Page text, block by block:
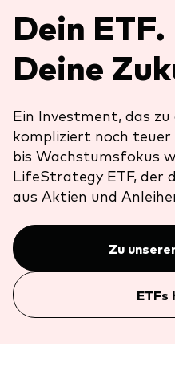
Unser Angebot
Indexfonds
Aktien
Anleihen
Multi-Asset
Im Fokus
LifeStrategy
Ratgeber
ETF-Wissen
Unsere Anlageprinzipien
Über uns
Unsere Mission
Sicherheit
Kontakt
Dein
Deine
Ein Investment, das
kompliziert noch teuer
bis Wachstumsfokus
LifeStrategy ETF, der
aus Aktien und
Zu
ETFs